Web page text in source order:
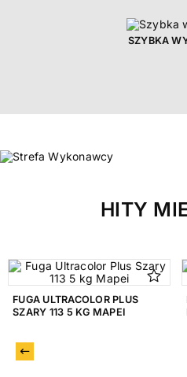
SZYBKA
HITY
Poprzedni
FUGA ULTRACOLOR PLUS
SZARY 113 5 KG MAPEI